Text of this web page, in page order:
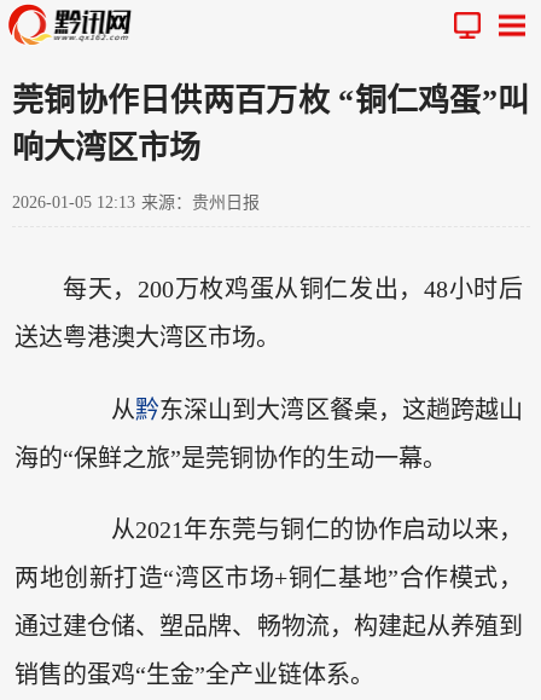
莞铜协作日供两百万枚 “铜仁鸡蛋”叫
响大湾区市场
2026-01-05 12:13 来源：贵州日报
每天，200万枚鸡蛋从铜仁发出，48小时后
送达粤港澳大湾区市场。
从黔东深山到大湾区餐桌，这趟跨越山
海的“保鲜之旅”是莞铜协作的生动一幕。
从2021年东莞与铜仁的协作启动以来，
两地创新打造“湾区市场+铜仁基地”合作模式，
通过建仓储、塑品牌、畅物流，构建起从养殖到
销售的蛋鸡“生金”全产业链体系。